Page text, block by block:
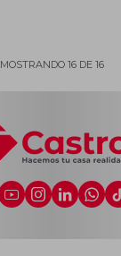
MOSTRANDO 16DE 16
   